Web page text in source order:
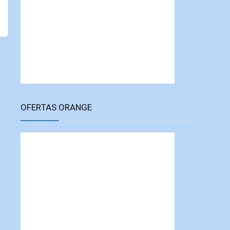
OFERTAS ORANGE